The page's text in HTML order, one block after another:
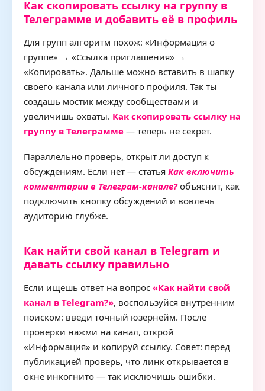
Как скопировать ссылку на группу в
Телеграмме и добавить её в профиль
Для групп алгоритм похож: «Информация о
группе» → «Ссылка приглашения» →
«Копировать». Дальше можно вставить в шапку
своего канала или личного профиля. Так ты
создашь мостик между сообществами и
увеличишь охваты. Как скопировать ссылку на
группу в Телеграмме — теперь не секрет.
Параллельно проверь, открыт ли доступ к
обсуждениям. Если нет — статья Как включить
комментарии в Телеграм‑канале?объяснит, как
подключить кнопку обсуждений и вовлечь
аудиторию глубже.
Как найти свой канал в Telegram и
давать ссылку правильно
Если ищешь ответ на вопрос «Как найти свой
канал в Telegram?», воспользуйся внутренним
поиском: введи точный юзернейм. После
проверки нажми на канал, открой
«Информация» и копируй ссылку. Совет: перед
публикацией проверь, что линк открывается в
окне инкогнито — так исключишь ошибки.